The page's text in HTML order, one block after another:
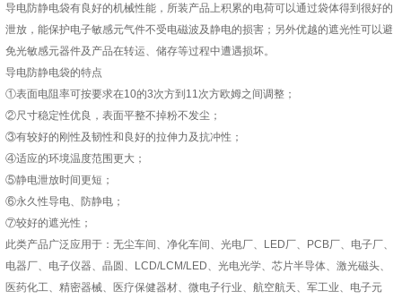
导电防静电袋有良好的机械性能，所装产品上积累的电荷可以通过袋体得到很好的
泄放，能保护电子敏感元气件不受电磁波及静电的损害；另外优越的遮光性可以避
免光敏感元器件及产品在转运、储存等过程中遭遇损坏。
导电防静电袋的特点
①表面电阻率可按要求在10的3次方到11次方欧姆之间调整；
②尺寸稳定性优良，表面平整不掉粉不发尘；
③有较好的刚性及韧性和良好的拉伸力及抗冲性；
④适应的环境温度范围更大；
⑤静电泄放时间更短；
⑥永久性导电、防静电；
⑦较好的遮光性；
此类产品广泛应用于：无尘车间、净化车间、光电厂、
LED厂、PCB厂、电子厂、
电器厂、电子仪器、晶圆、LCD/LCM/LED、光电光学、芯片半导体、激光磁头、
医药化工、精密器械、医疗保健器材、微电子行业、航空航天、军工业、电子元